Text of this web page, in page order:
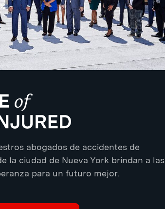
abogados de accidentes de
la ciudad de Nueva York brindan a las
para un futuro mejor.